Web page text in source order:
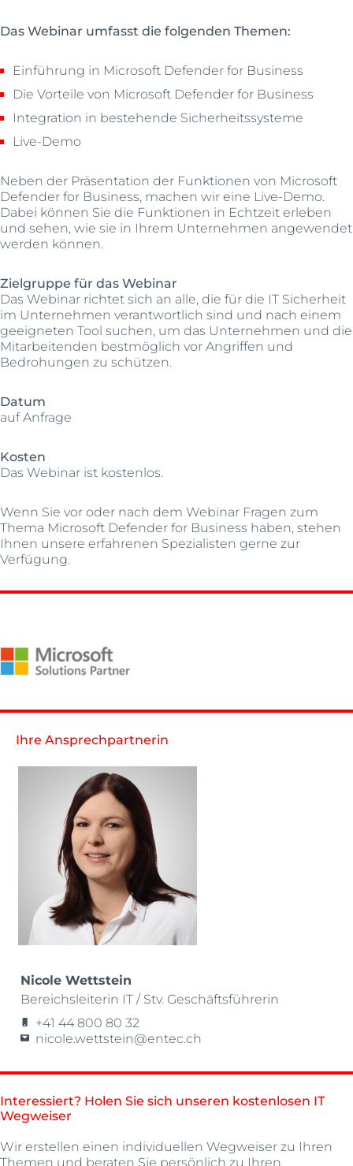
Das Webinar umfasst die folgenden Themen:
Einführung in Microsoft Defender for Business
Die Vorteile von Microsoft Defender for Business
Integration in bestehende Sicherheitssysteme
Live-Demo
Neben der Präsentation der Funktionen von Microsoft
Defender for Business, machen wir eine Live-Demo.
Dabei können Sie die Funktionen in Echtzeit erleben
und sehen, wie sie in Ihrem Unternehmen angewendet
werden können.
Zielgruppe für das Webinar
Das Webinar richtet sich an alle, die für die IT Sicherheit
im Unternehmen verantwortlich sind und nach einem
geeigneten Tool suchen, um das Unternehmen und die
Mitarbeitenden bestmöglich vor Angriffen und
Bedrohungen zu schützen.
Datum
auf Anfrage
Kosten
Das Webinar ist kostenlos.
Wenn Sie vor oder nach dem Webinar Fragen zum
Thema Microsoft Defender for Business haben, stehen
Ihnen unsere erfahrenen Spezialisten gerne zur
Verfügung.
Ihre Ansprechpartnerin
Nicole Wettstein
Bereichsleiterin IT / Stv. Geschäftsführerin
+41 44 800 80 32
nicole.wettstein@entec.ch
Interessiert? Holen Sie sich unseren kostenlosen IT
Wegweiser
Wir erstellen einen individuellen Wegweiser zu Ihren
Themen und beraten Sie persönlich zu Ihren